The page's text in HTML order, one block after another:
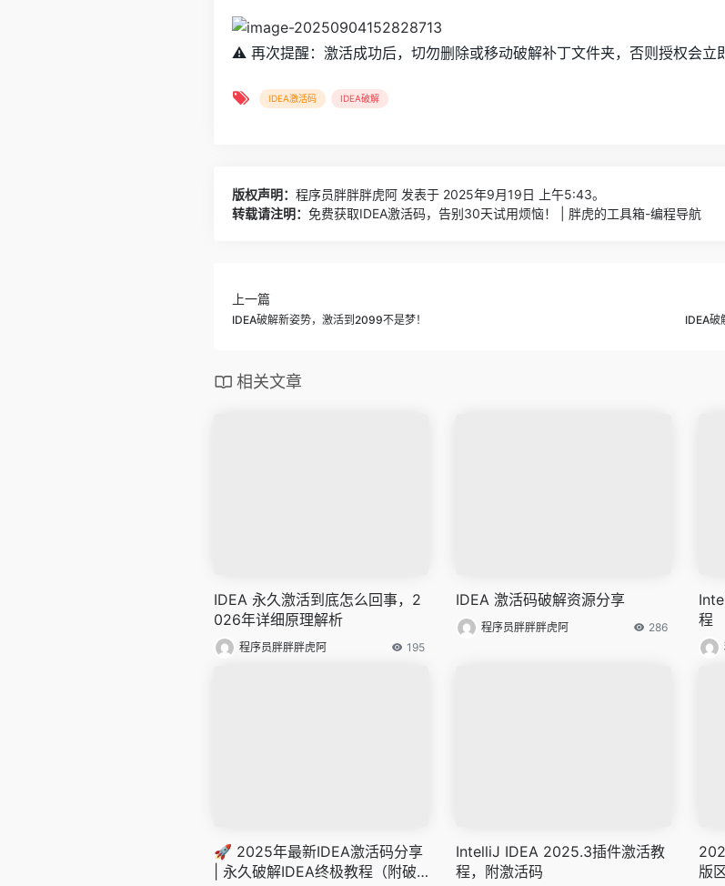
⚠️ 再次提醒：激活成功后，切勿删除或移动破解补丁文件夹，否则授权会立
IDEA激活码 IDEA破解
版权声明： 程序员胖胖胖虎阿 发表于 2025年9月19日 上午5:43。
转载请注明： 免费获取IDEA激活码，告别30天试用烦恼！ | 胖虎的工具箱-编程导航
上一篇
IDEA破解新姿势，激活到2099不是梦！ IDEA破
相关文章
IDEA 永久激活到底怎么回事，2
026年详细原理解析
程序员胖胖胖虎阿 195
IDEA 激活码破解资源分享
程序员胖胖胖虎阿 286
程
🚀 2025年最新IDEA激活码分享
| 永久破解IDEA终极教程（附破
IntelliJ IDEA 2025.3插件激活教
程，附激活码
版